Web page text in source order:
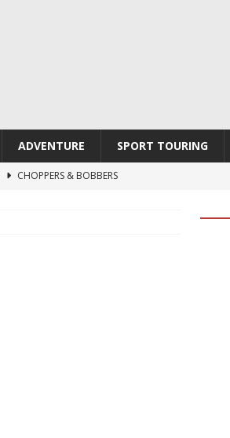
ADVENTURE SPORT TOURING
CHOPPERS & BOBBERS